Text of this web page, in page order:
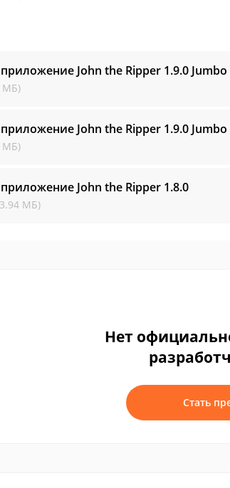
John the Ripper 1.9.0 Jumbo
МБ)
John the Ripper 1.9.0 Jumbo
МБ)
John the Ripper 1.8.0
МБ)
Нет
Стать